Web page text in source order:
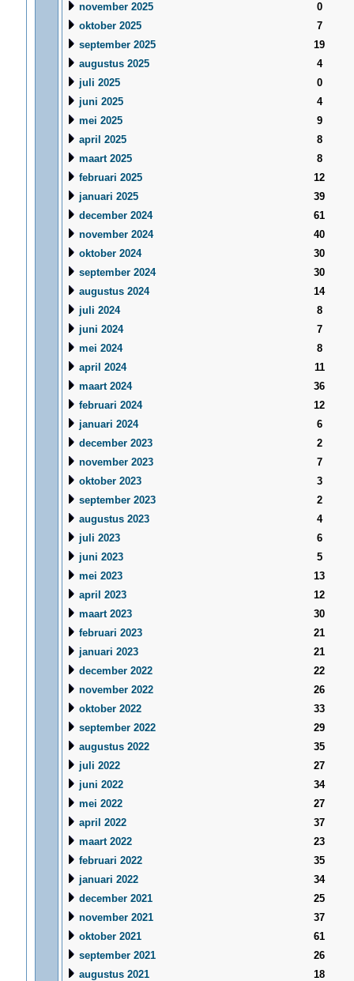
november 2025
0
oktober 2025
7
september 2025
19
augustus 2025
4
juli 2025
0
juni 2025
4
mei 2025
9
april 2025
8
maart 2025
8
februari 2025
12
januari 2025
39
december 2024
61
november 2024
40
oktober 2024
30
september 2024
30
augustus 2024
14
juli 2024
8
juni 2024
7
mei 2024
8
april 2024
11
maart 2024
36
februari 2024
12
januari 2024
6
december 2023
2
november 2023
7
oktober 2023
3
september 2023
2
augustus 2023
4
juli 2023
6
juni 2023
5
mei 2023
13
april 2023
12
maart 2023
30
februari 2023
21
januari 2023
21
december 2022
22
november 2022
26
oktober 2022
33
september 2022
29
augustus 2022
35
juli 2022
27
juni 2022
34
mei 2022
27
april 2022
37
maart 2022
23
februari 2022
35
januari 2022
34
december 2021
25
november 2021
37
oktober 2021
61
september 2021
26
augustus 2021
18